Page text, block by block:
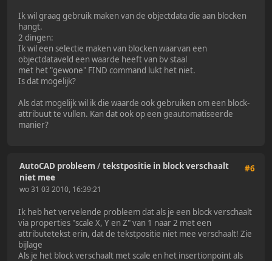
Ik wil graag gebruik maken van de objectdata die aan blocken
hangt.
2 dingen:
Ik wil een selectie maken van blocken waarvan een
objectdataveld een waarde heeft van bv staal
met het "gewone" FIND command lukt het niet.
Is dat mogelijk?
Als dat mogelijk wil ik die waarde ook gebruiken om een block-
attribuut te vullen. Kan dat ook op een geautomatiseerde
manier?
#6
AutoCAD probleem /tekstpositie in block verschaalt
niet mee
wo 31 03 2010, 16:39:21
Ik heb het vervelende probleem dat als je een block verschaalt
via properties "scale X, Y en Z" van 1 naar 2 met een
attributetekst erin, dat de tekstpositie niet mee verschaalt! Zie
bijlage
Als je het block verschaalt met scale en het insertionpoint als